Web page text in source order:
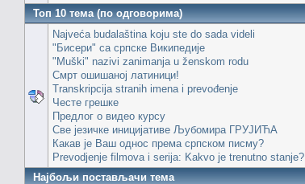
Топ 10 тема (по одговорима)
Najveća budalaština koju ste do sada videli
"Бисери" са српске Википедије
"Muški" nazivi zanimanja u ženskom rodu
Смрт ошишаној латиници!
Transkripcija stranih imena i prevođenje
Честе грешке
Предлог о видео курсу
Све језичке иницијативе Љубомира ГРУЈИЋА
Какав је Ваш однос према српском писму?
Prevodjenje filmova i serija: Kakvo je trenutno stanje?
Најбољи постављачи тема